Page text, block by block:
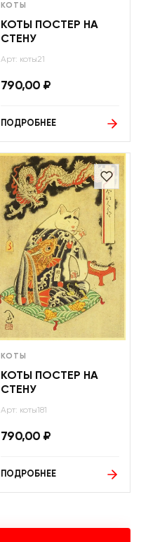
КОТЫ
КОТЫ ПОСТЕР НА
СТЕНУ
Арт: коты21
790,00 ₽
ПОДРОБНЕЕ
КОТЫ
КОТЫ ПОСТЕР НА
СТЕНУ
Арт: коты181
790,00 ₽
ПОДРОБНЕЕ